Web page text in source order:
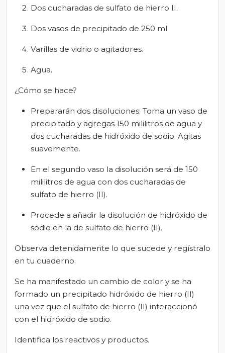
Dos cucharadas de sulfato de hierro II.
Dos vasos de precipitado de 250 ml
Varillas de vidrio o agitadores.
Agua.
¿Cómo se hace?
Prepararán dos disoluciones: Toma un vaso de
precipitado y agregas 150 mililitros de agua y
dos cucharadas de hidróxido de sodio. Agitas
suavemente.
En el segundo vaso la disolución será de 150
mililitros de agua con dos cucharadas de
sulfato de hierro (II).
Procede a añadir la disolución de hidróxido de
sodio en la de sulfato de hierro (II).
Observa detenidamente lo que sucede y regístralo
en tu cuaderno.
Se ha manifestado un cambio de color y se ha
formado un precipitado hidróxido de hierro (II)
una vez que el sulfato de hierro (II) interaccionó
con el hidróxido de sodio.
Identifica los reactivos y productos.